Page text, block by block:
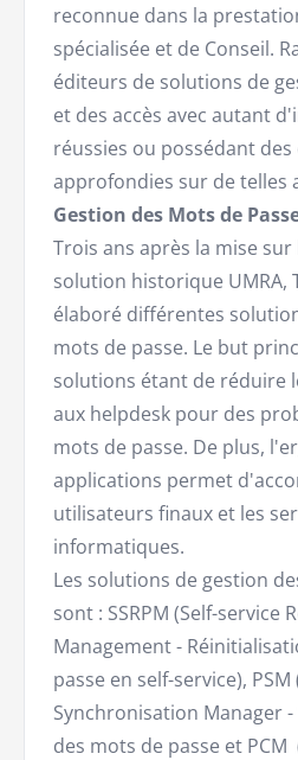
reconnue dans la
spécialisée et de Conseil.
éditeurs de solutions de
et des accès avec autant
réussies ou possédant des
approfondies sur de telles
Gestion des Mots de
Trois ans après la mise
solution historique UMRA,
élaboré différentes
mots de passe. Le but
solutions étant de réduire
aux helpdesk pour des
mots de passe. De plus,
applications permet
utilisateurs finaux et les
informatiques.
Les solutions de gestion
sont : SSRPM (Self-service
Management -
passe en self-service),
Synchronisation Manager
des mots de passe et PCM